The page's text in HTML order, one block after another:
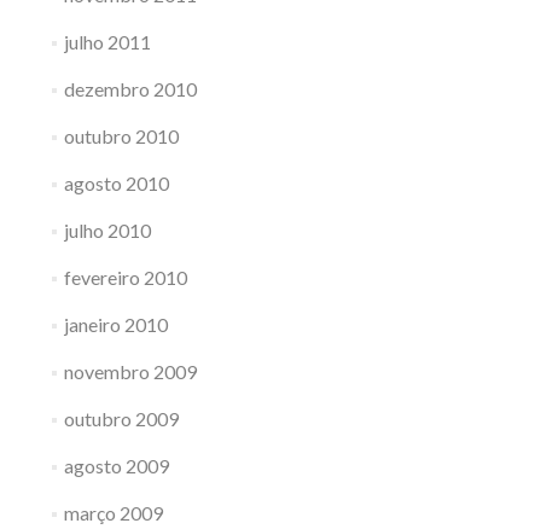
julho 2011
dezembro 2010
outubro 2010
agosto 2010
julho 2010
fevereiro 2010
janeiro 2010
novembro 2009
outubro 2009
agosto 2009
março 2009